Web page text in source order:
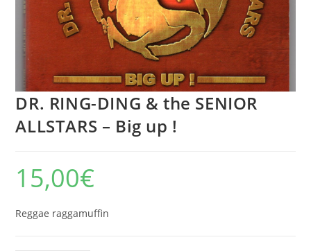
DR. RING-DING & the SENIOR
ALLSTARS – Big up !
15,00€
Reggae raggamuffin